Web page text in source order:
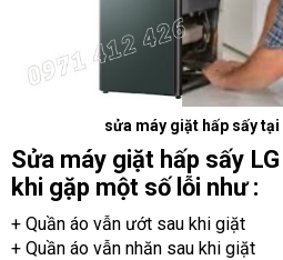
sửa máy giặt hấp sấy tại
Sửa máy giặt hấp sấy
khi gặp một số lỗi như :
+ Quần áo vẫn ướt sau khi giặt
+ Quần áo vẫn nhăn sau khi giặt